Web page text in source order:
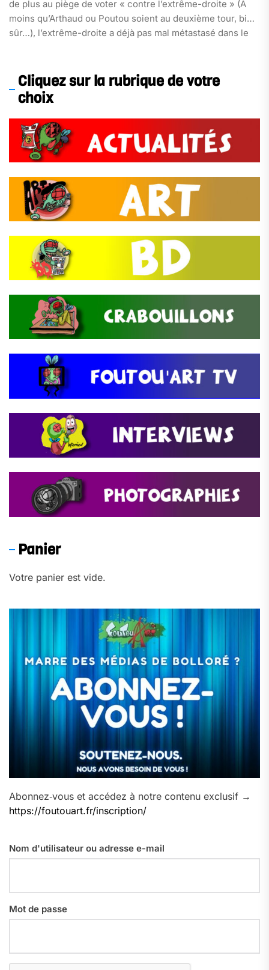
de plus au piège de voter « contre l’extrême-droite » (A
moins qu’Arthaud ou Poutou soient au deuxième tour, bien
sûr…), l’extrême-droite a déjà pas mal métastasé dans le
campagne, de nos jours. En tant que membre du
collectif[…]
Cliquez sur la rubrique de votre
choix
Panier
Votre panier est vide.
Abonnez‑vous et accédez à notre contenu exclusif →
https://foutouart.fr/inscription/
Nom d'utilisateur ou adresse e-mail
Mot de passe